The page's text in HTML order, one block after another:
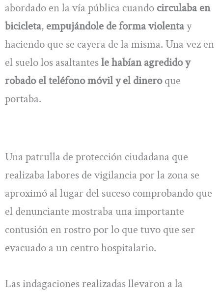
abordado en la vía pública cuando circulaba en
bicicleta, empujándole de forma violentay
haciendo que se cayera de la misma. Una vez en
el suelo los asaltantesle habían agredido y
robado el teléfono móvil y el dineroque
portaba.
Una patrulla de protección ciudadana que
realizaba labores de vigilancia por la zona se
aproximó al lugar del suceso comprobando que
el denunciante mostraba una importante
contusión en rostro por lo que tuvo que ser
evacuado a un centro hospitalario.
Las indagaciones realizadas llevaron a la